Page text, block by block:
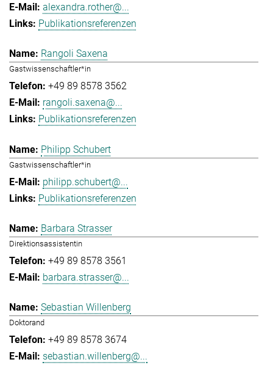
alexandra.rother@...
Publikationsreferenzen
Rangoli Saxena
Gastwissenschaftler*in
+49 89 8578 3562
rangoli.saxena@...
Publikationsreferenzen
Philipp Schubert
Gastwissenschaftler*in
philipp.schubert@...
Publikationsreferenzen
Barbara Strasser
Direktionsassistentin
+49 89 8578 3561
barbara.strasser@...
Sebastian Willenberg
Doktorand
+49 89 8578 3674
sebastian.willenberg@...